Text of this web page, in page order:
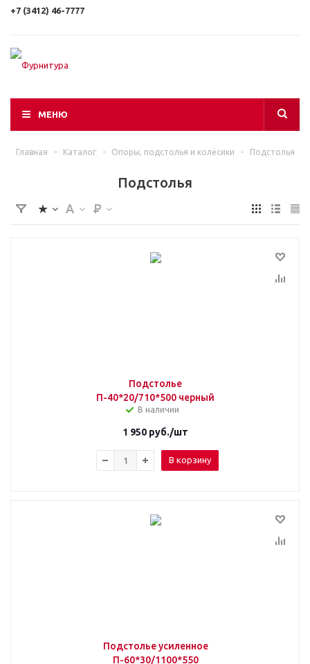
+7 (3412) 46-7777
МЕНЮ
Главная - Каталог - Опоры, подстолья и колёсики - Подстолья
Подстолья
Подстолье
П-40*20/710*500 черный
В наличии
1 950 руб./шт
В корзину
Подстолье усиленное
П-60*30/1100*550